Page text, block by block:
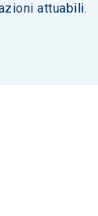
attuabili.